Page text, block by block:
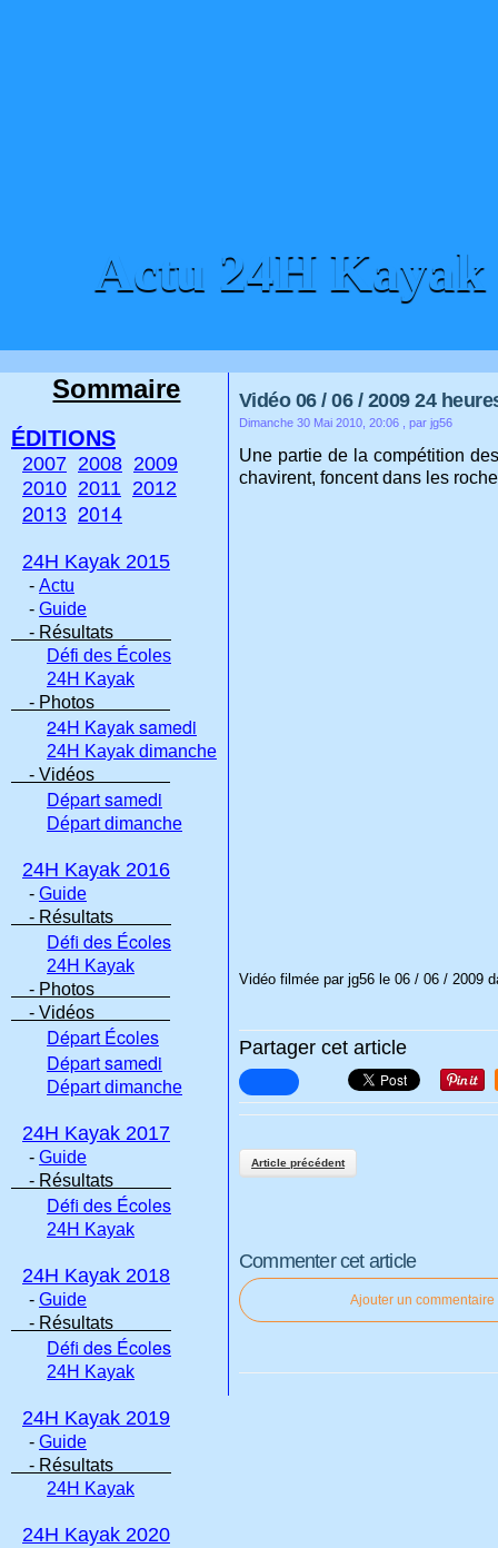
Actu 24H Kayak
Vidéo 06 / 06 / 2009 24
Dimanche 30 Mai 2010, 20:06 , par jg56
Une partie de la compétition
chavirent, foncent dans les
Vidéo filmée par jg56 le 06 / 06 / 2009
Partager cet article
Article précédent
Commenter cet article
Ajouter un commentaire
Sommaire
ÉDITIONS
2007 2008 2009
2010 2011 2012
2013 2014
24H Kayak 2015
- Actu
- Guide
- Résultats
Défi des Écoles
24H Kayak
- Photos
24H Kayak samedi
24H Kayak dimanche
- Vidéos
Départ samedi
Départ dimanche
24H Kayak 2016
- Guide
- Résultats
Défi des Écoles
24H Kayak
- Photos
- Vidéos
Départ Écoles
Départ samedi
Départ dimanche
24H Kayak 2017
- Guide
- Résultats
Défi des Écoles
24H Kayak
24H Kayak 2018
- Guide
- Résultats
Défi des Écoles
24H Kayak
24H Kayak 2019
- Guide
- Résultats
24H Kayak
24H Kayak 2020